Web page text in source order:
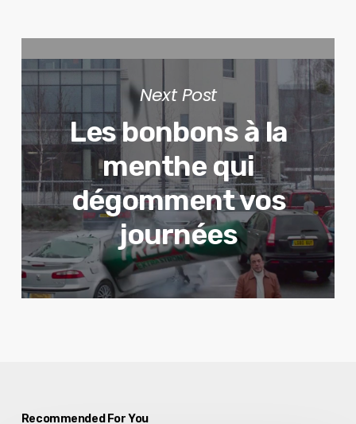
Next Post
Les bonbons à la
menthe qui
dégomment vos
journées
Recommended For You